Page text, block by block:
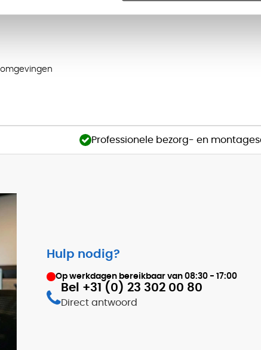
Professionele bezorg- en
Hulp nodig?
Op werkdagen bereikbaar van 08:30 - 17:00
Bel +31 (0) 23 302 00 80
Direct antwoord